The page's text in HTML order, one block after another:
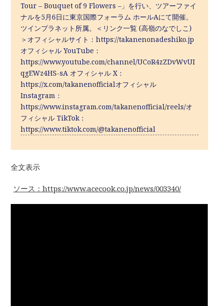
Tour – Bouquet of 9 Flowers –」を行い、ツアーファイ
ナルを5月6日に東京国際フォーラム ホールAにて開催。
ツインプラネット所属。＜リンク一覧 (高嶺のなでしこ)
＞オフィシャルサイト：https://takanenonadeshiko.jp
オフィシャル YouTube：
https://www.youtube.com/channel/UCoR4zZDvWvUI
qgEWz4HS-sA オフィシャル X：
https://x.com/takanenofficialオフィシャル
Instagram：
https://www.instagram.com/takanenofficial/reels/オ
フィシャル TikTok：
https://www.tiktok.com/@takanenofficial
全文表示
ソース：https://www.acecook.co.jp/news/003340/